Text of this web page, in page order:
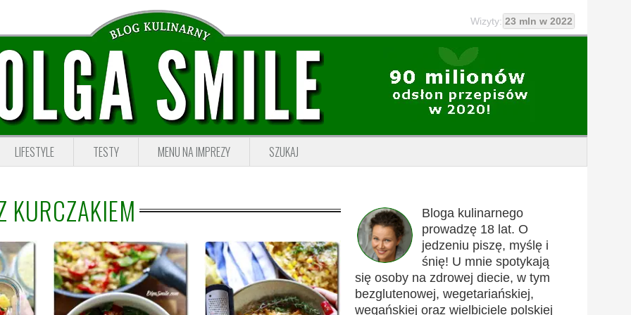
Wizyty: 23 mln w 2022
LIFESTYLE TESTY MENU NA IMPREZY SZUKAJ
KURCZAKIEM
Bloga kulinarnego
prowadzę 18 lat. O
jedzeniu piszę, myślę i
śnię! U mnie spotykają
się osoby na zdrowej diecie, w tym
bezglutenowej, wegetariańskiej,
wegańskiej oraz wielbiciele polskiej